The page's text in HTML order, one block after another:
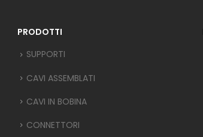
PRODOTTI
SUPPORTI
CAVI ASSEMBLATI
CAVI IN BOBINA
CONNETTORI